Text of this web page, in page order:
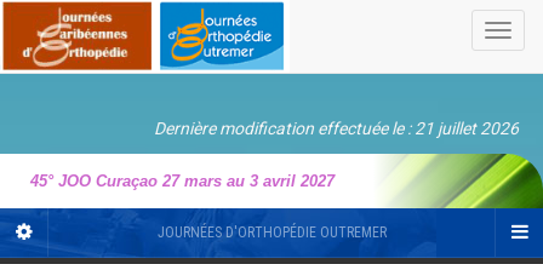
Dernière modification effectuée le : 21 juillet 2026
45° JOO Curaçao 27 mars au 3 avril 2027
JOURNÉES D'ORTHOPÉDIE OUTREMER